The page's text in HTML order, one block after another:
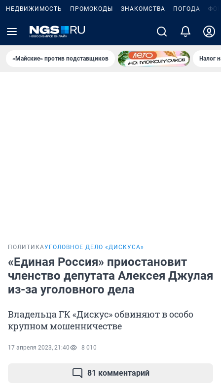
НЕДВИЖИМОСТЬ ПРОМОКОДЫ ЗНАКОМСТВА ПОГОДА
«Майские» против подставщиков Налог
ПОЛИТИКАУГОЛОВНОЕ ДЕЛО «ДИСКУСА»
«Единая Россия» приостановит
членство депутата Алексея Джулая
из-за уголовного дела
Владельца ГК «Дискус» обвиняют в особо
крупном мошенничестве
17 апреля 2023, 21:40 8 010
81 комментарий